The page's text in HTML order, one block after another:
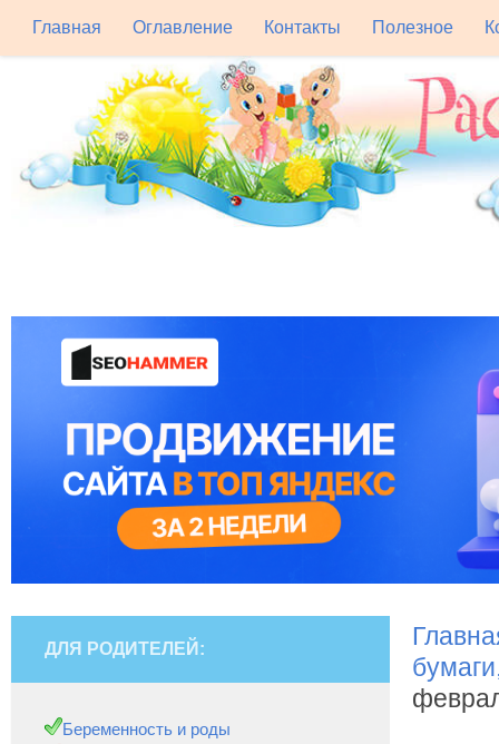
Главная Оглавление Контакты Полезное
ДЛЯ РОДИТЕЛЕЙ:
Беременность и роды